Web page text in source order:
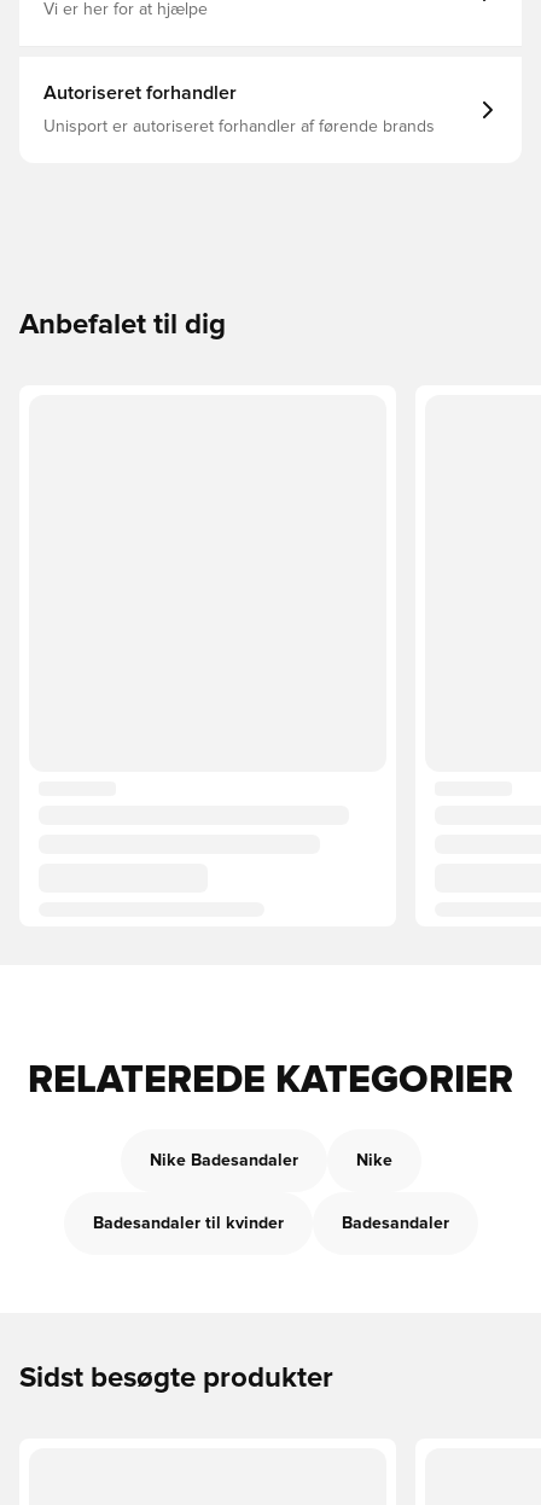
Vi er her for at hjælpe
Autoriseret forhandler
Unisport er autoriseret forhandler af førende brands
Anbefalet til dig
RELATEREDE KATEGORIER
Nike Badesandaler Nike
Badesandaler til kvinder Badesandaler
Sidst besøgte produkter